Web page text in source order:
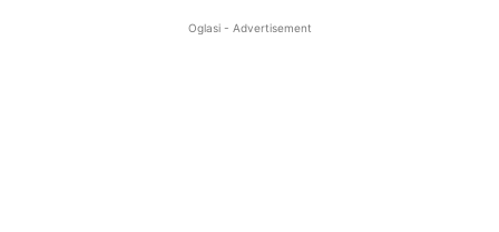
Oglasi - Advertisement